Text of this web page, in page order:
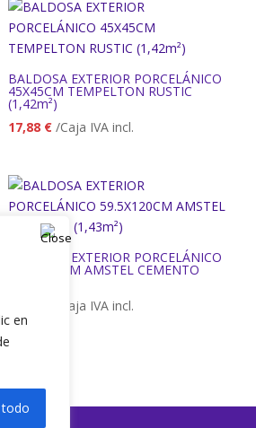
en
BALDOSA EXTERIOR PORCELÁNICO
45X45CM TEMPELTON RUSTIC
(1,42m²)
17,88 € /Caja IVA incl.
BALDOSA EXTERIOR PORCELÁNICO
59.5X120CM AMSTEL CEMENTO
/Caja IVA incl.